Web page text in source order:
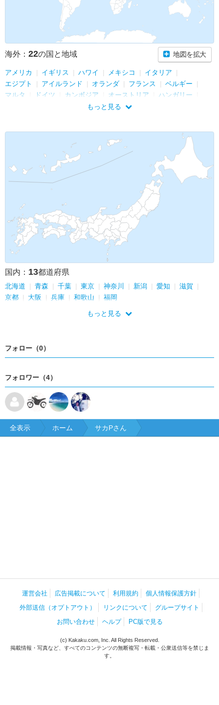
海外： 22の国と地域 地図を拡大
アメリカ イギリス ハワイ メキシコ
イタリア
エジプト
アイルランド オランダ フランス
ベルギー
マルタ
ドイツ カンボジア オーストリア
ハンガリー
アンドラ チェコ
もっと見る
国内： 13都道府県
北海道 青森 千葉 東京 神奈川 新潟 愛知
滋賀
京都
大阪 兵庫 和歌山 福岡
もっと見る
フォロー（0）
フォロワー（4）
全表示 ホーム サカPさん
運営会社 広告掲載について 利用規約
個人情報保護方針
外部送信（オプトアウト）
リンクについて
グループサイト
お問い合わせ
ヘルプ PC版で見る
(c) Kakaku.com, Inc. All Rights Reserved.
掲載情報・写真など、すべてのコンテンツの無断複写・転載・公衆送信等を禁じま
す。